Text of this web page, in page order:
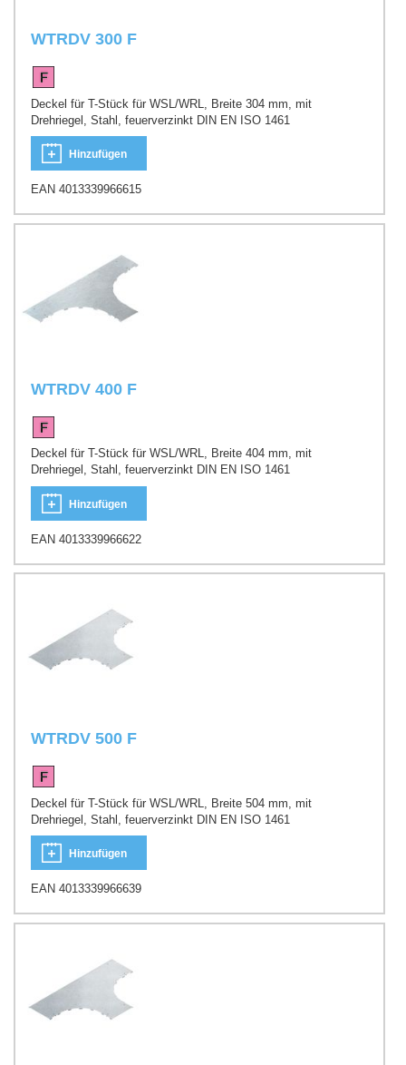
WTRDV 300 F
Deckel für T-Stück für WSL/WRL, Breite 304 mm, mit
Drehriegel, Stahl, feuerverzinkt DIN EN ISO 1461
Hinzufügen
EAN 4013339966615
WTRDV 400 F
Deckel für T-Stück für WSL/WRL, Breite 404 mm, mit
Drehriegel, Stahl, feuerverzinkt DIN EN ISO 1461
Hinzufügen
EAN 4013339966622
WTRDV 500 F
Deckel für T-Stück für WSL/WRL, Breite 504 mm, mit
Drehriegel, Stahl, feuerverzinkt DIN EN ISO 1461
Hinzufügen
EAN 4013339966639